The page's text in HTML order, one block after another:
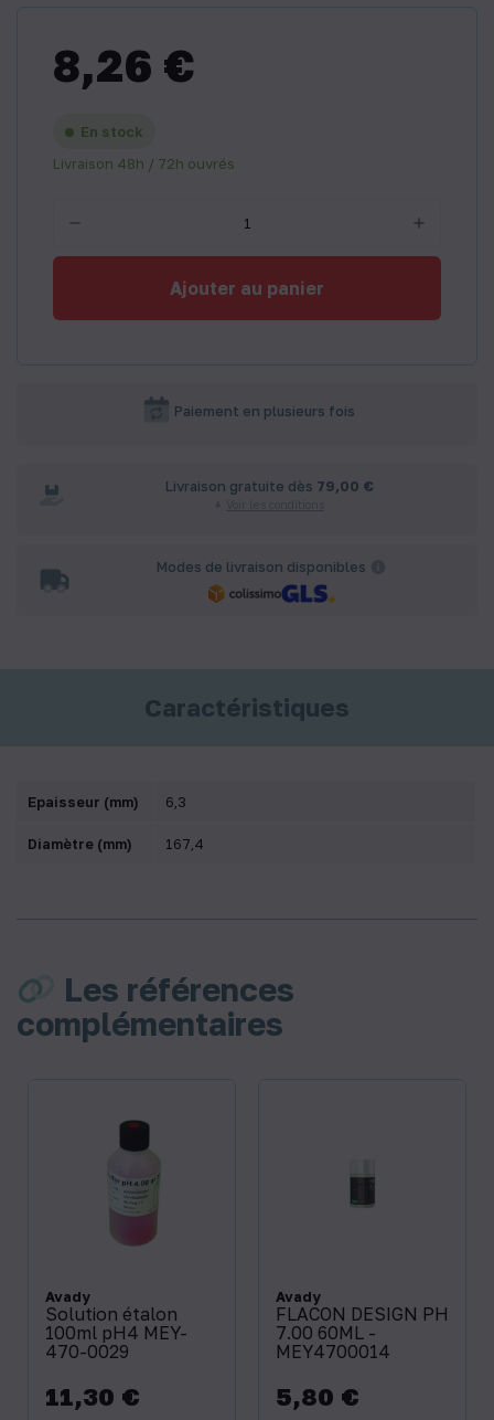
8,26 €
En stock
Livraison 48h / 72h ouvrés
Ajouter au panier
Paiement en plusieurs fois
Livraison gratuite dès 79,00 €
Modes de livraison disponibles
Caractéristiques
Epaisseur (mm) 6,3
Diamètre (mm) 167,4
Les références
complémentaires
Avady
Solution étalon
100ml pH4 MEY-
470-0029
Prix
11,30 €
Avady
FLACON DESIGN PH
7.00 60ML -
MEY4700014
Prix
5,80 €